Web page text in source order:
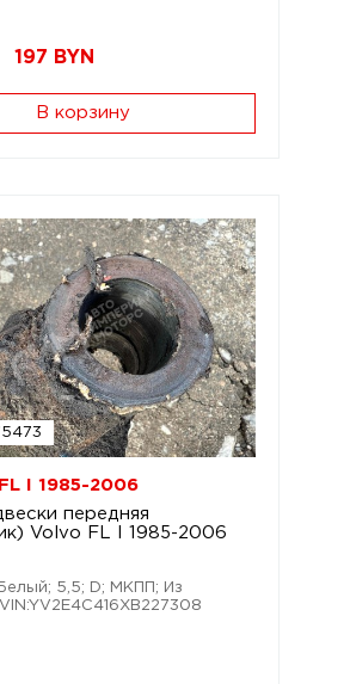
197 BYN
В корзину
I 1985-2006
передняя
Volvo FL I 1985-2006
Белый; 5,5; D; МКПП; Из